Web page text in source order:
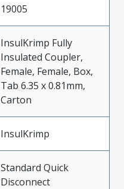
19005
InsulKrimp Fully
Insulated Coupler,
Female, Female, Box,
Tab 6.35 x 0.81mm,
Carton
InsulKrimp
Standard Quick
Disconnect